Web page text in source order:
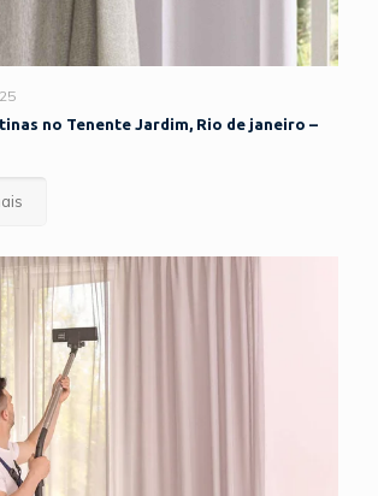
no Tenente Jardim, Rio de janeiro –